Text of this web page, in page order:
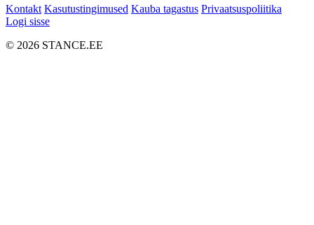
Kontakt Kasutustingimused Kauba tagastus Privaatsuspoliitika
Logi sisse
© 2026 STANCE.EE